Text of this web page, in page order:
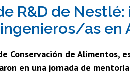
Avanzados en Educación
Nutrición y Tecnología de
Alimentos
R&D de
as en
Conservación de
en una jornada de